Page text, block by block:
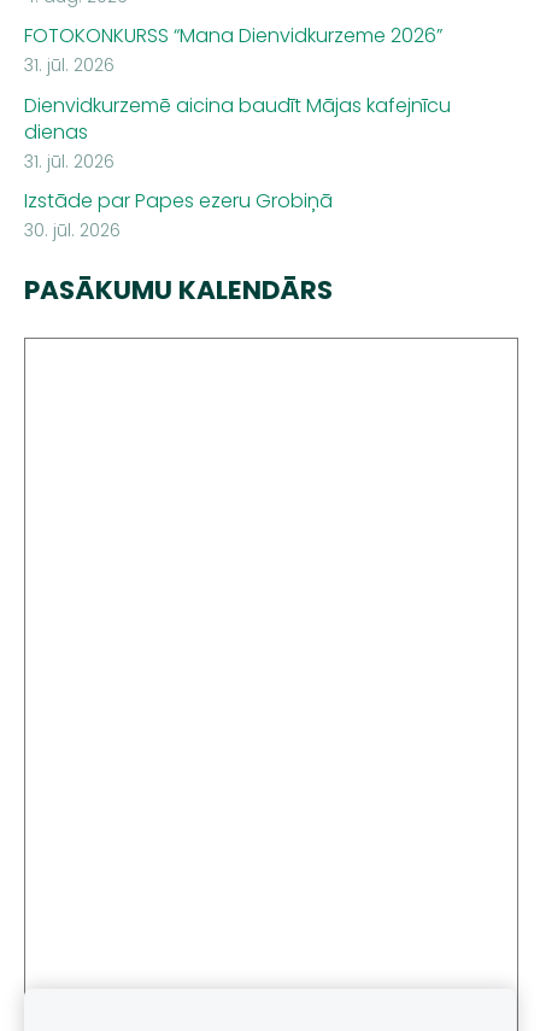
FOTOKONKURSS “Mana Dienvidkurzeme 2026”
31. jūl. 2026
Dienvidkurzemē aicina baudīt Mājas kafejnīcu
dienas
31. jūl. 2026
Izstāde par Papes ezeru Grobiņā
30. jūl. 2026
PASĀKUMU KALENDĀRS